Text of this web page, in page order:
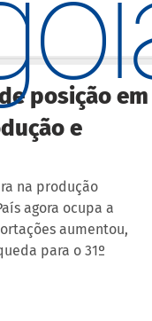
posição em
e
na produção
agora ocupa a
aumentou,
para o 31º